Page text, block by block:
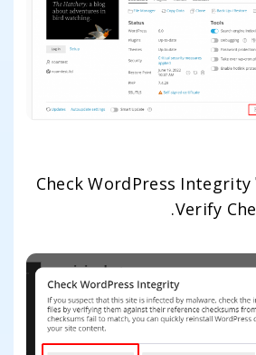
4.לאחר לחיצה על Check WordPress Integrity